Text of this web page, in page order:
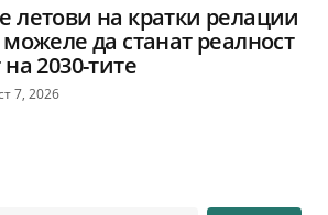
летови на кратки релации
да станат реалност
2030-тите
7, 2026